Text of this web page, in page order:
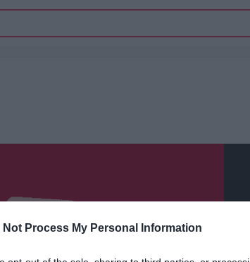
Not Process My Personal Information